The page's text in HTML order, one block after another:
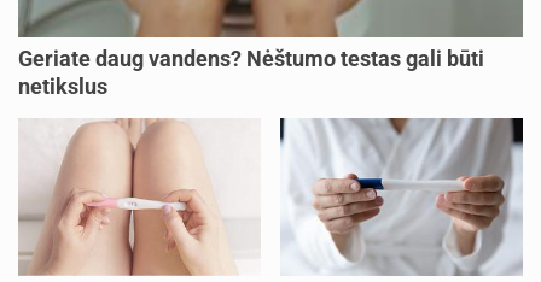
Geriate daug vandens? Nėštumo testas gali būti
netikslus